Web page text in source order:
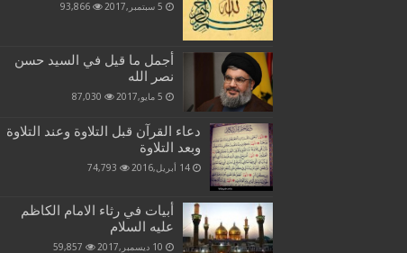
5 سبتمبر,2017 93,866
أجمل ما قيل في السيد حسن
نصر الله
5 مايو,2017 87,030
دعاء القرآن قبل التلاوة وعند التلاوة
وبعد التلاوة
14 أبريل,2016 74,793
أبيات في رثاء الامام الكاظم
عليه السلام
10 ديسمبر,2017 59,857